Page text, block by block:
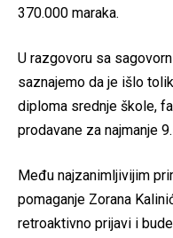
370.000 maraka.
U razgovoru sa
saznajemo da je išlo
diploma srednje škole,
prodavane za najmanje
Među najzanimljivijim
pomaganje Zorana
retroaktivno prijavi i